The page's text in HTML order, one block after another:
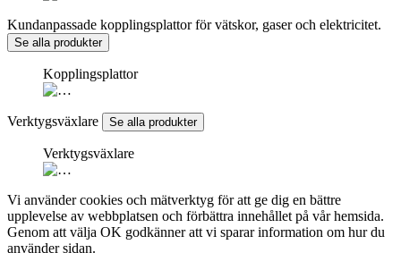
Kundanpassade kopplingsplattor för vätskor, gaser och elektricitet.
Se alla produkter
Kopplingsplattor
Verktygsväxlare Se alla produkter
Verktygsväxlare
Vi använder cookies och mätverktyg för att ge dig en bättre
upplevelse av webbplatsen och förbättra innehållet på vår hemsida.
Genom att välja OK godkänner att vi sparar information om hur du
använder sidan.